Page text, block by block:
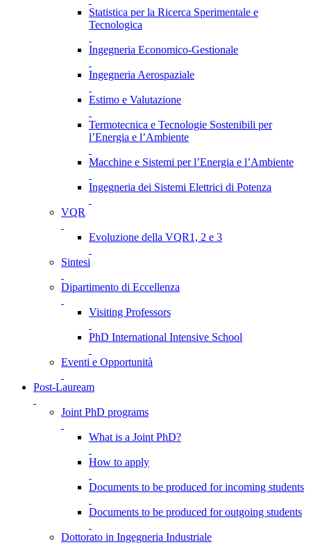
Statistica per la Ricerca Sperimentale e
Tecnologica
Ingegneria Economico-Gestionale
Ingegneria Aerospaziale
Estimo e Valutazione
Termotecnica e Tecnologie Sostenibili per
l’Energia e l’Ambiente
Macchine e Sistemi per l’Energia e l’Ambiente
Ingegneria dei Sistemi Elettrici di Potenza
VQR
Evoluzione della VQR1, 2 e 3
Sintesi
Dipartimento di Eccellenza
Visiting Professors
PhD International Intensive School
Eventi e Opportunità
Post-Lauream
Joint PhD programs
What is a Joint PhD?
How to apply
Documents to be produced for incoming students
Documents to be produced for outgoing students
Dottorato in Ingegneria Industriale